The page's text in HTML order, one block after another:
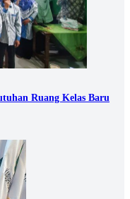
Ruang Kelas Baru